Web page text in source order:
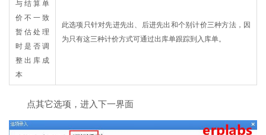
与结算单
价不一致
暂估处理
时是否调
整出库成
本
此选项只针对先进先出、后进先出和个别计价三种方法，因
为只有这三种计价方式可通过出库单跟踪到入库单。
点其它选项，进入下一界面